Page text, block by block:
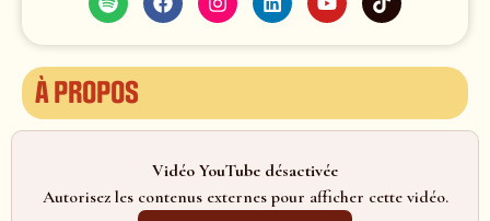
À propos
Vidéo YouTube désactivée
Autorisez les contenus externes pour afficher cette vidéo.